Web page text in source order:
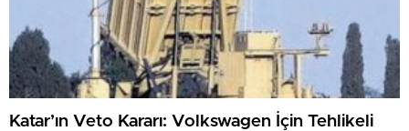
Katar’ın Veto Kararı: Volkswagen İçin Tehlikeli